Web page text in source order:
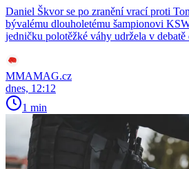
Daniel Škvor se po zranění vrací proti
bývalému dlouholetému šampionovi
jedničku polotěžké váhy udržela v debatě
MMAMAG.cz
dnes, 12:12
1 min